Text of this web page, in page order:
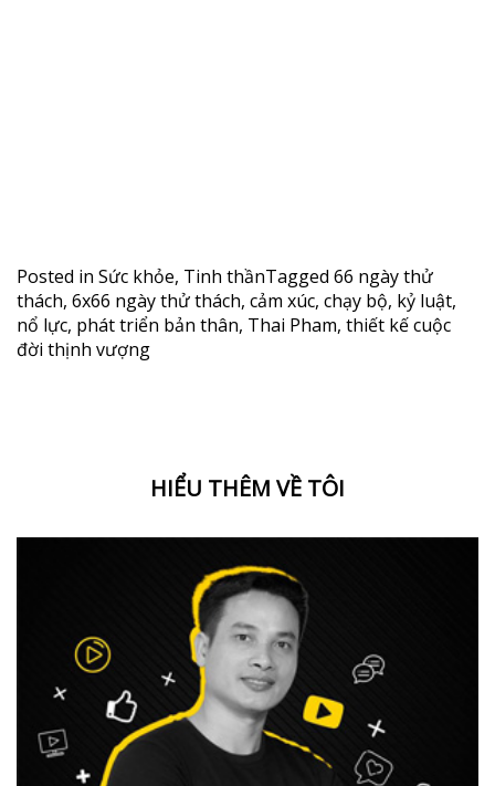
Posted in Sức khỏe, Tinh thầnTagged 66 ngày thử
thách, 6x66 ngày thử thách, cảm xúc, chạy bộ, kỷ luật,
nổ lực, phát triển bản thân, Thai Pham, thiết kế cuộc
đời thịnh vượng
HIỂU THÊM VỀ TÔI